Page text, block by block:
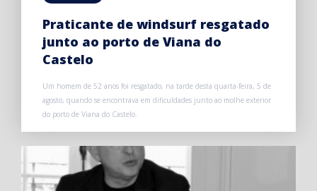
Praticante de windsurf resgatado
junto ao porto de Viana do
Castelo
Um homem de 52 anos foi resgatado, na tarde desta quarta-feira, 5 de
agosto, quando se encontrava em dificuldades junto ao molhe exterior
do porto de Viana do Castelo.